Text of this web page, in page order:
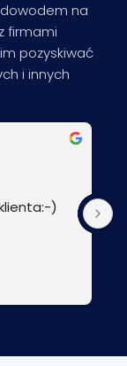
na
firmami
pozyskiwać
i innych
)